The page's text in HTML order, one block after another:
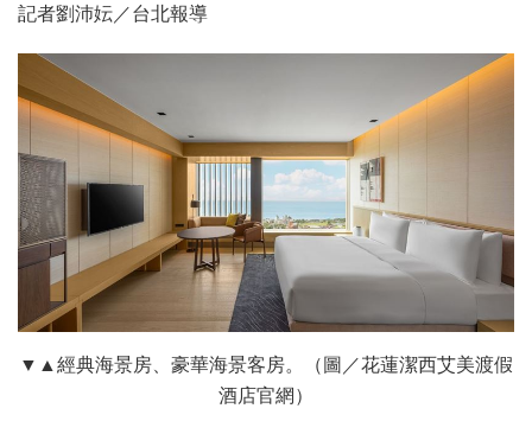
記者劉沛妘／台北報導
▼▲經典海景房、豪華海景客房。（圖／花蓮潔西艾美渡假
酒店官網）